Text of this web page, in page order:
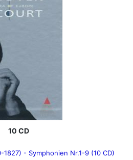
10 CD
- Symphonien Nr.1-9 (10 CD)